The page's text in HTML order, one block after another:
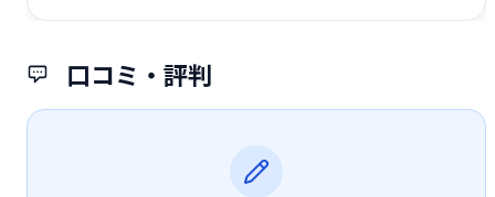
口コミ・評判